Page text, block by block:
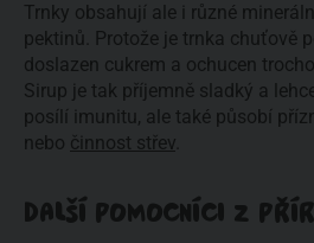
Trnky obsahují ale i různé
pektinů. Protože je trnka chuťově
doslazen cukrem a ochucen
Sirup je tak příjemně sladký a
posílí imunitu, ale také působí
nebo činnost střev
DALŠÍ POMOCNÍCI Z